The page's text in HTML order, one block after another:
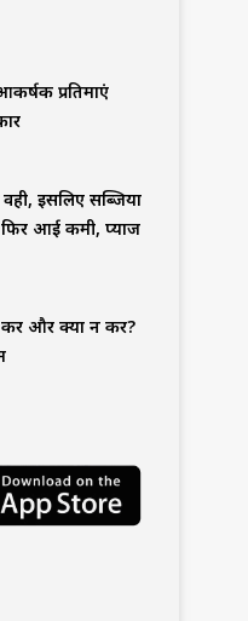
प्रतिमाएं
इसलिए सब्जियों
आई कमी, प्याज
करें और क्या न करें?